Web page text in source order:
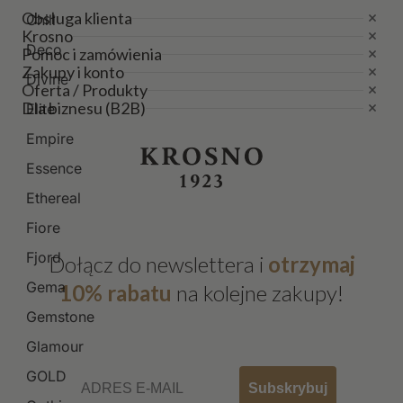
Chill
Deco
Divine
Elite
Empire
Essence
Ethereal
Fiore
Fjord
Gema
Gemstone
Glamour
GOLD
Obsługa klienta
Krosno
Pomoc i zamówienia
Zakupy i konto
Oferta / Produkty
Dla biznesu (B2B)
Dołącz do newslettera i otrzymaj
10% rabatu na kolejne zakupy!
Subskrybuj